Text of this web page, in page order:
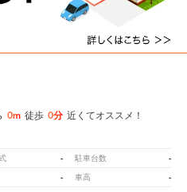
0m 徒歩 0分 近くてオススメ！
- 駐車台数 -
- 車高 -